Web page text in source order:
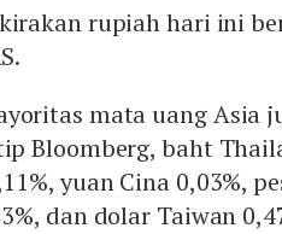
rupiah hari ini
mata uang Asia
Bloomberg, baht
yuan Cina 0,03%,
dan dolar Taiwan